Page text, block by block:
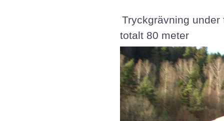
Tryckgrävning
totalt 80 meter